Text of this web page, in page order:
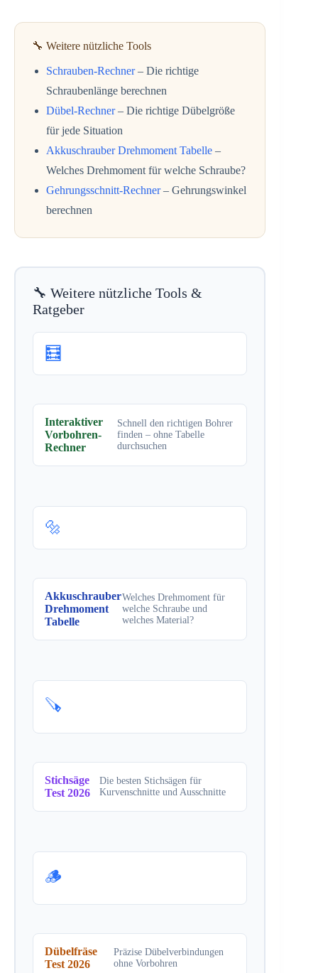
🔧 Weitere nützliche Tools
Schrauben-Rechner– Die richtige
Schraubenlänge berechnen
Dübel-Rechner– Die richtige Dübelgröße
für jede Situation
Akkuschrauber Drehmoment Tabelle –
Welches Drehmoment für welche Schraube?
Gehrungsschnitt-Rechner– Gehrungswinkel
berechnen
🔧 Weitere nützliche Tools &
Ratgeber
🧮
Interaktiver
Vorbohren-
Rechner
Schnell den richtigen Bohrer
finden – ohne Tabelle
durchsuchen
🔩
Akkuschrauber
Drehmoment
Tabelle
Welches Drehmoment für
welche Schraube und
welches Material?
🪚
Stichsäge
Test 2026
Die besten Stichsägen für
Kurvenschnitte und Ausschnitte
🪵
Dübelfräse
Test 2026
Präzise Dübelverbindungen
ohne Vorbohren